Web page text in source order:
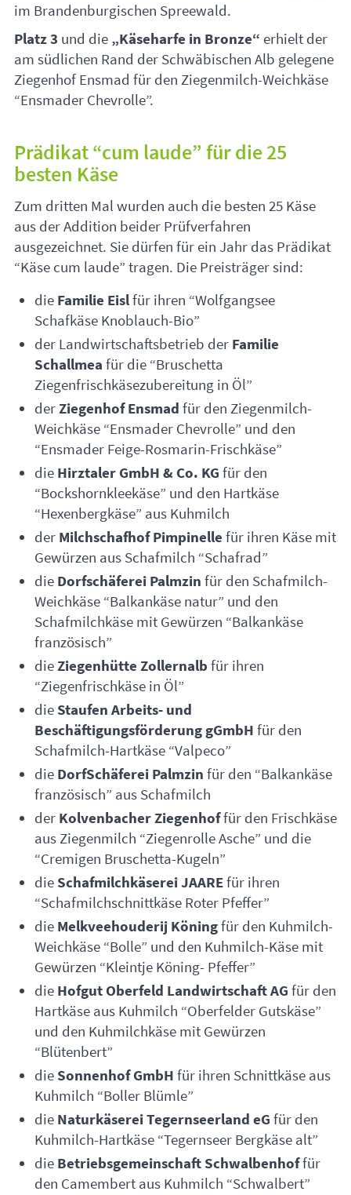
im Brandenburgischen Spreewald.
Platz 3 und die „Käseharfe in Bronze“ erhielt der
am südlichen Rand der Schwäbischen Alb gelegene
Ziegenhof Ensmad für den Ziegenmilch-Weichkäse
“Ensmader Chevrolle”.
Prädikat “cum laude” für die 25
besten Käse
Zum dritten Mal wurden auch die besten 25 Käse
aus der Addition beider Prüfverfahren
ausgezeichnet. Sie dürfen für ein Jahr das Prädikat
“Käse cum laude” tragen. Die Preisträger sind:
die Familie Eislfür ihren “Wolfgangsee
Schafkäse Knoblauch-Bio”
der Landwirtschaftsbetrieb der Familie
Schallmea für die “Bruschetta
Ziegenfrischkäsezubereitung in Öl”
derZiegenhof Ensmad für den Ziegenmilch-
Weichkäse “Ensmader Chevrolle” und den
“Ensmader Feige-Rosmarin-Frischkäse”
die Hirztaler GmbH & Co. KG für den
“Bockshornkleekäse” und den Hartkäse
“Hexenbergkäse” aus Kuhmilch
der Milchschafhof Pimpinelle für ihren Käse mit
Gewürzen aus Schafmilch “Schafrad”
die Dorfschäferei Palmzin für den Schafmilch-
Weichkäse “Balkankäse natur” und den
Schafmilchkäse mit Gewürzen “Balkankäse
französisch”
dieZiegenhütte Zollernalb für ihren
“Ziegenfrischkäse in Öl”
die Staufen Arbeits- und
Beschäftigungsförderung gGmbH für den
Schafmilch-Hartkäse “Valpeco”
die DorfSchäferei Palmzin für den “Balkankäse
französisch” aus Schafmilch
der Kolvenbacher Ziegenhoffür den Frischkäse
aus Ziegenmilch “Ziegenrolle Asche” und die
“Cremigen Bruschetta-Kugeln”
die SchafmilchkäsereiJAAREfür ihren
“Schafmilchschnittkäse Roter Pfeffer”
die Melkveehouderij Köningfür den Kuhmilch-
Weichkäse “Bolle” und den Kuhmilch-Käse mit
Gewürzen “Kleintje Köning- Pfeffer”
die Hofgut Oberfeld Landwirtschaft AG für den
Hartkäse aus Kuhmilch “Oberfelder Gutskäse”
und den Kuhmilchkäse mit Gewürzen
“Blütenbert”
die Sonnenhof GmbH für ihren Schnittkäse aus
Kuhmilch “Boller Blümle”
die Naturkäserei Tegernseerland eG für den
Kuhmilch-Hartkäse “Tegernseer Bergkäse alt”
die Betriebsgemeinschaft Schwalbenhoffür
den Camembert aus Kuhmilch “Schwalbert”